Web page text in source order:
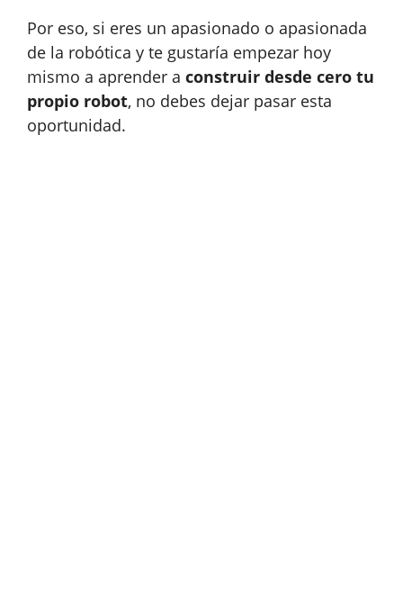
Por eso, si eres un apasionado o apasionada
de la robótica y te gustaría empezar hoy
mismo a aprender a construir desde cero tu
propio robot, no debes dejar pasar esta
oportunidad.